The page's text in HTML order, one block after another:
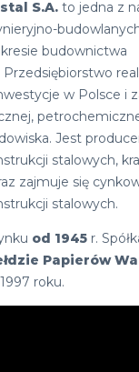
S.A. to jedna z
budownictwa
w Polsce i
Jest
stalowych,
zajmuje się
stalowych.
od 1945 r.
Papierów
roku.